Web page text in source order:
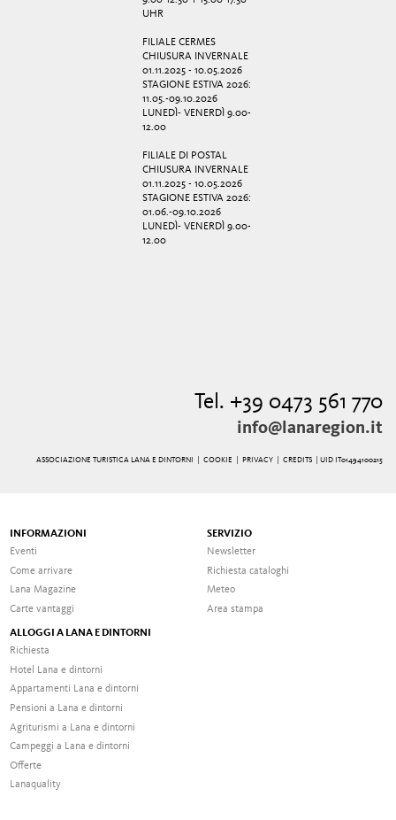
UHR
FILIALE CERMES
CHIUSURA INVERNALE
01.11.2025 - 10.05.2026
STAGIONE ESTIVA 2026:
11.05.-09.10.2026
LUNEDÌ- VENERDÌ 9.00-
12.00
FILIALE DI POSTAL
CHIUSURA INVERNALE
01.11.2025 - 10.05.2026
STAGIONE ESTIVA 2026:
01.06.-09.10.2026
LUNEDÌ- VENERDÌ 9.00-
12.00
Tel. +39 0473 561 770
info@lanaregion.it
ASSOCIAZIONE TURISTICA LANA E DINTORNI | COOKIE PRIVACY| CREDITS | UID IT01494100215
INFORMAZIONI
Eventi
Come arrivare
Lana Magazine
Carte vantaggi
SERVIZIO
Newsletter
Richiesta cataloghi
Meteo
Area stampa
ALLOGGI A LANA E DINTORNI
Richiesta
Hotel Lana e dintorni
Appartamenti Lana e dintorni
Pensioni a Lana e dintorni
Agriturismi a Lana e dintorni
Campeggi a Lana e dintorni
Offerte
Lanaquality